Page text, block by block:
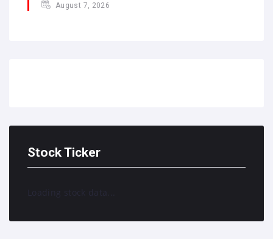
August 7, 2026
Stock Ticker
Loading stock data...